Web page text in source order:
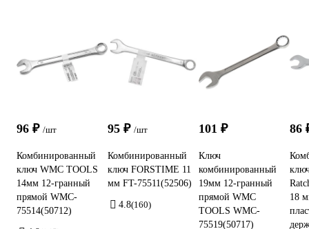
96 ₽ /шт
Комбинированный
ключ WMC TOOLS
14мм 12-гранный
прямой WMC-
75514(50712)
95 ₽ /шт
Комбинированный
ключ FORSTIME 11
мм FT-75511(52506)
4.8(160)
101 ₽
Ключ
комбинированный
19мм 12-гранный
прямой WMC
TOOLS WMC-
75519(50717)
86
18